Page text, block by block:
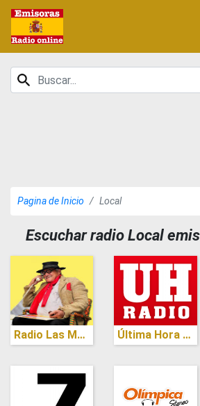
Pagina de Inicio Local
Escuchar radio Local
Radio Las Medianias Última Hora ABC Punto Radio (Mallorca)